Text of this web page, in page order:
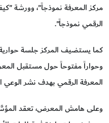
مركز المعرفة نموذجاً"، وورشة
الرقمي نموذجاً".
كما يستضيف المركز جلسة
وحواراً مفتوحاً حول مستقبل
المعرفة الرقمي بهدف نشر الوعي
وعلى هامش المعرض، تعقد